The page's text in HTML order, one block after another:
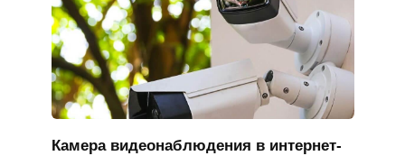
Камера видеонаблюдения в интернет-